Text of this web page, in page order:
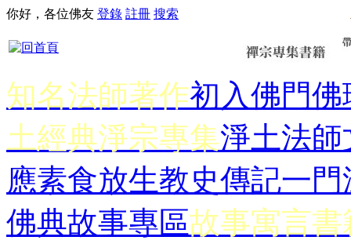
你好，各位佛友 登錄 註冊 搜索
知名法師著作初入佛門佛
土經典淨宗專集淨土法師
應素食放生教史傳記一門
佛典故事專區故事寓言書